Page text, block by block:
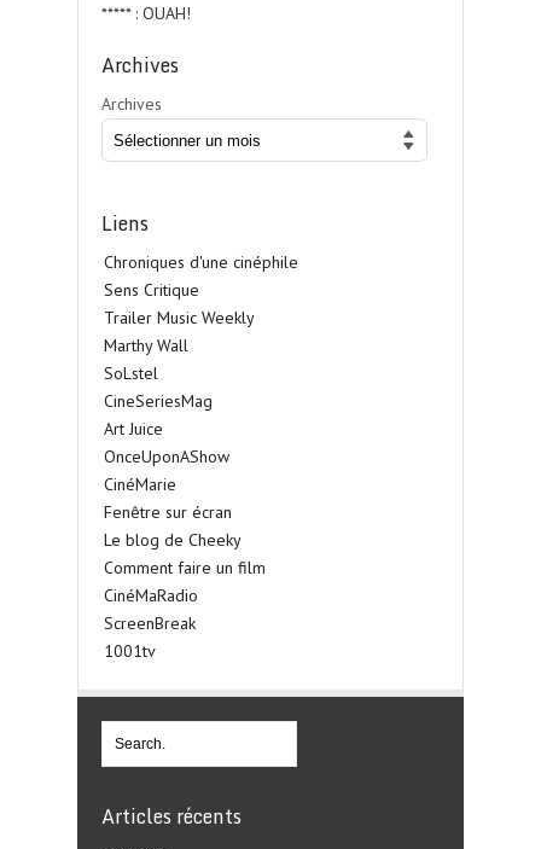
***** : OUAH!
Archives
Archives
Liens
Chroniques d'une cinéphile
Sens Critique
Trailer Music Weekly
Marthy Wall
SoLstel
CineSeriesMag
Art Juice
OnceUponAShow
CinéMarie
Fenêtre sur écran
Le blog de Cheeky
Comment faire un film
CinéMaRadio
ScreenBreak
1001tv
Articles récents